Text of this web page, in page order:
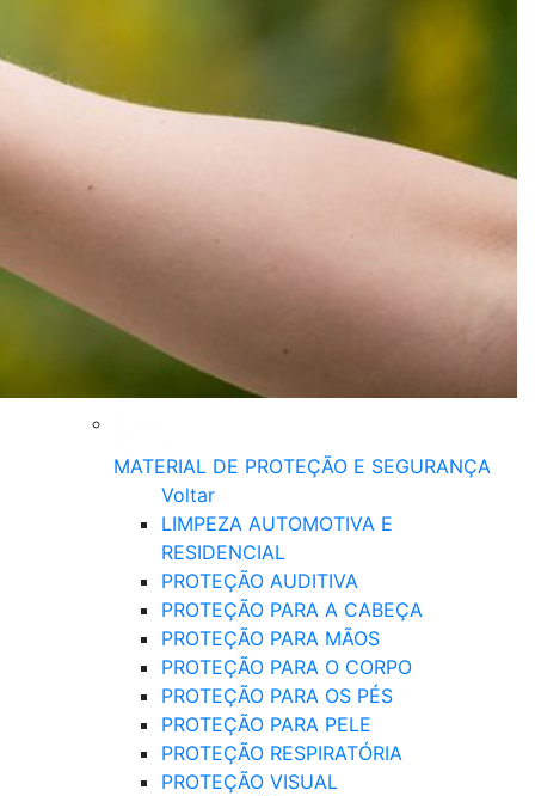
MATERIAL DE PROTEÇÃO E SEGURANÇA
Voltar
LIMPEZA AUTOMOTIVA E
RESIDENCIAL
PROTEÇÃO AUDITIVA
PROTEÇÃO PARA A CABEÇA
PROTEÇÃO PARA MÃOS
PROTEÇÃO PARA O CORPO
PROTEÇÃO PARA OS PÉS
PROTEÇÃO PARA PELE
PROTEÇÃO RESPIRATÓRIA
PROTEÇÃO VISUAL